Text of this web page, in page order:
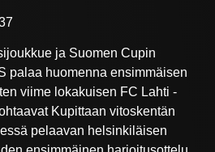
ja Suomen Cupin
palaa huomenna ensimmäisen
viime lokakuisen FC Lahti -
Kupittaan vitoskentän
pelaavan helsinkiläisen